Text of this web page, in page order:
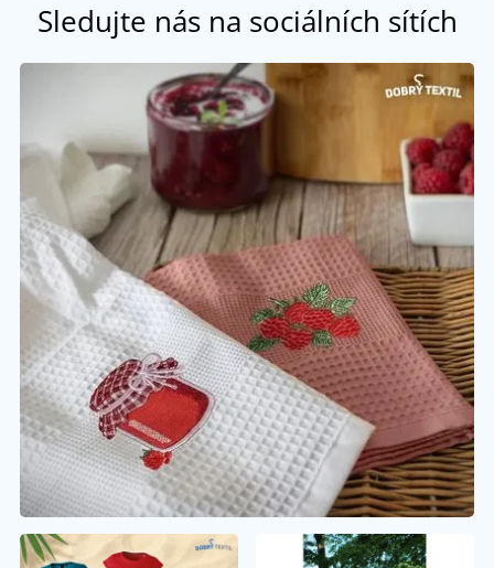
Sledujte nás na sociálních sítích